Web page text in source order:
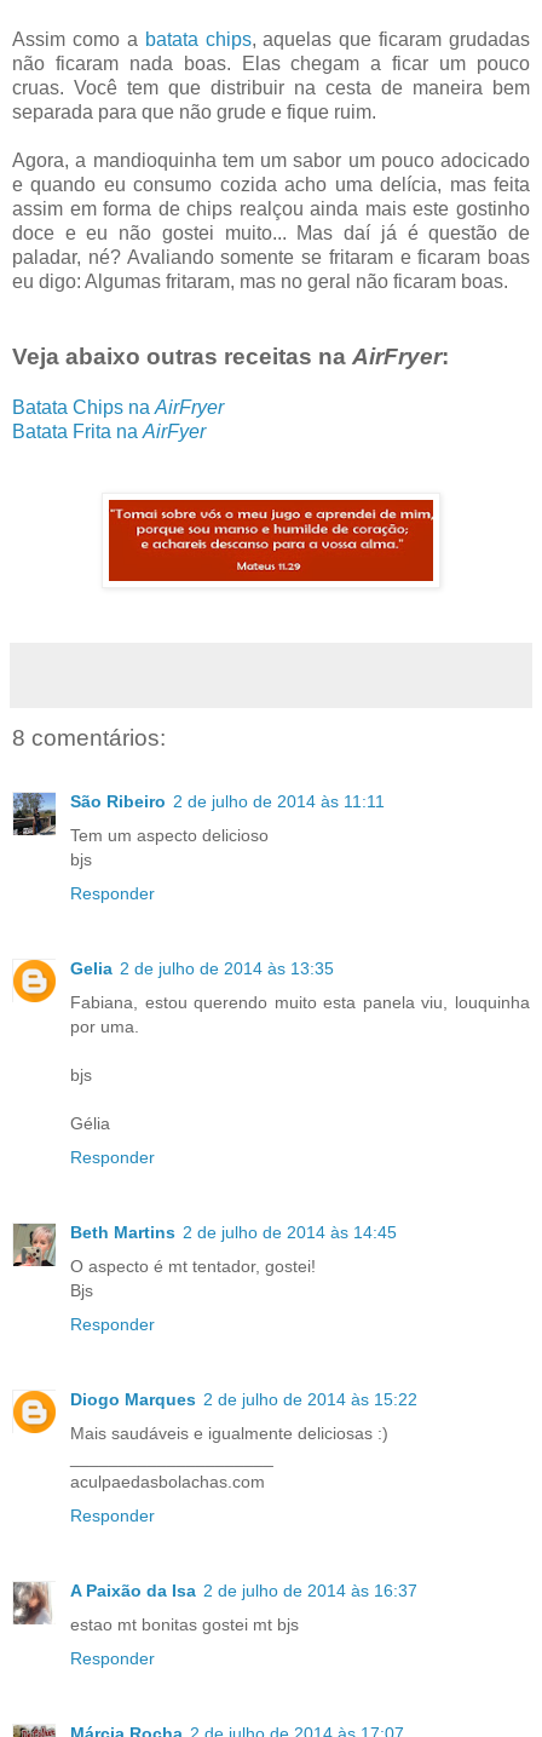
Assim como a batata chips, aquelas que ficaram grudadas
não ficaram nada boas. Elas chegam a ficar um pouco
cruas. Você tem que distribuir na cesta de maneira bem
separada para que não grude e fique ruim.
Agora, a mandioquinha tem um sabor um pouco adocicado
e quando eu consumo cozida acho uma delícia, mas feita
assim em forma de chips realçou ainda mais este gostinho
doce e eu não gostei muito... Mas daí já é questão de
paladar, né? Avaliando somente se fritaram e ficaram boas
eu digo: Algumas fritaram, mas no geral não ficaram boas.
Veja abaixo outras receitas na AirFryer:
Batata Chips na AirFryer
Batata Frita na AirFyer
8 comentários:
São Ribeiro 2 de julho de 2014 às 11:11
Tem um aspecto delicioso
bjs
Responder
Gelia 2 de julho de 2014 às 13:35
Fabiana, estou querendo muito esta panela viu, louquinha
por uma.
bjs
Gélia
Responder
Beth Martins 2 de julho de 2014 às 14:45
O aspecto é mt tentador, gostei!
Bjs
Responder
Diogo Marques 2 de julho de 2014 às 15:22
Mais saudáveis e igualmente deliciosas :)
aculpaedasbolachas.com
Responder
A Paixão da Isa 2 de julho de 2014 às 16:37
estao mt bonitas gostei mt bjs
Responder
Márcia Rocha 2 de julho de 2014 às 17:07